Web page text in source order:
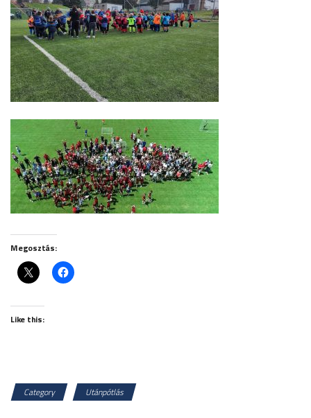
Megosztás:
Like this:
Category Utánpótlás